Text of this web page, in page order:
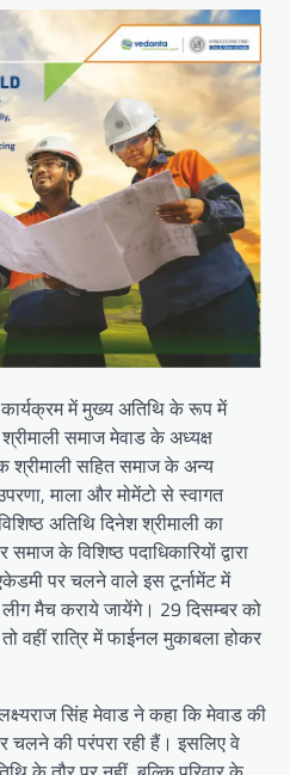
में मुख्य अतिथि के रूप में
समाज मेवाड के अध्यक्ष
श्रीमाली सहित समाज के अन्य
माला और मोमेंटो से स्वागत
अतिथि दिनेश श्रीमाली का
के विशिष्ठ पदाधिकारियों द्वारा
पर चलने वाले इस टूर्नामेंट में
मैच कराये जायेंगे। 29 दिसम्बर को
वहीं रात्रि में फाईनल मुकाबला होकर
सिंह मेवाड ने कहा कि मेवाड की
की परंपरा रही हैं। इसलिए वे